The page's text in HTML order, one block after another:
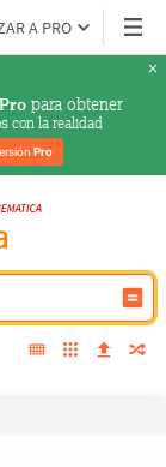
A PRO
Pro para obtener
con la realidad
Pro